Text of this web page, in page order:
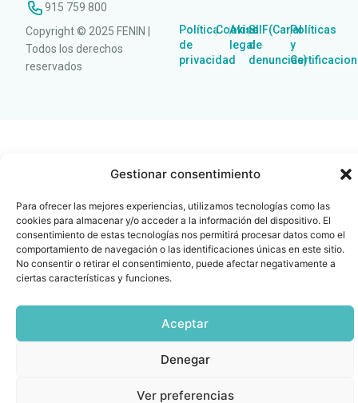
Gestionar consentimiento
Para ofrecer las mejores experiencias, utilizamos tecnologías como las
cookies para almacenar y/o acceder a la información del dispositivo. El
consentimiento de estas tecnologías nos permitirá procesar datos como el
comportamiento de navegación o las identificaciones únicas en este sitio.
No consentir o retirar el consentimiento, puede afectar negativamente a
ciertas características y funciones.
Aceptar
Denegar
Ver preferencias
915 759 800
Copyright © 2025 FENIN |
Todos los derechos
reservados
Política
de
privacidad
|Cookies
|Aviso
legal
|SIIF(Canal
de
denuncias)
|Políticas
y